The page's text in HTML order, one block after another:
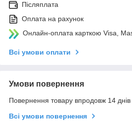
Післяплата
Оплата на рахунок
Онлайн-оплата карткою Visa,
Всі умови оплати
Умови повернення
Повернення товару впродовж 14 днів
Всі умови повернення